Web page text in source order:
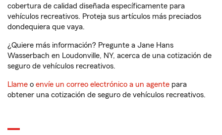
cobertura de calidad diseñada específicamente para
vehículos recreativos. Proteja sus artículos más preciados
dondequiera que vaya.
¿Quiere más información? Pregunte a Jane Hans
Wasserbach en Loudonville, NY, acerca de una cotización de
seguro de vehículos recreativos.
Llame o envíe un correo electrónico a un agente para
obtener una cotización de seguro de vehículos recreativos.